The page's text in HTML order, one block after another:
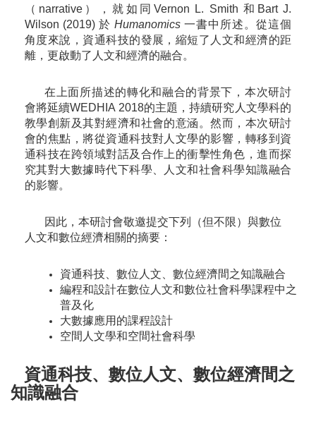
（narrative），就如同Vernon L. Smith 和Bart J.
Wilson (2019) 於 Humanomics 一書中所述。從這個
角度來說，資通科技的發展，縮短了人文和經濟的距
離，更啟動了人文和經濟的融合。
在上面所描述的轉化和融合的背景下，本次研討
會將延續WEDHIA 2018的主題，持續研究人文學科的
教學創新及其對經濟和社會的意涵。然而，本次研討
會的焦點，將從資通科技對人文學的影響，轉移到資
通科技在跨領域對話及合作上的衝擊性角色，進而探
究其對大數據時代下科學、人文和社會科學知識融合
的影響。
因此，本研討會敬邀提交下列（但不限）與數位
人文和數位經濟相關的摘要：
資通科技、數位人文、數位經濟間之知識融合
編程和設計在數位人文和數位社會科學課程中之
普及化
大數據應用的課程設計
空間人文學和空間社會科學
資通科技、數位人文、數位經濟間之
知識融合